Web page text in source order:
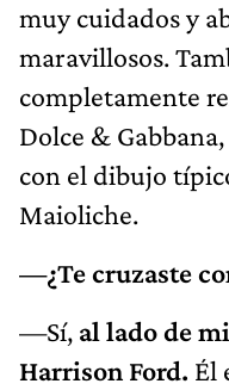
muy cuidados y
maravillosos.
completamente
Dolce &
con el dibujo
Maioliche.
—¿Te cruzaste
—Sí, al lado de
Harrison Ford. Él